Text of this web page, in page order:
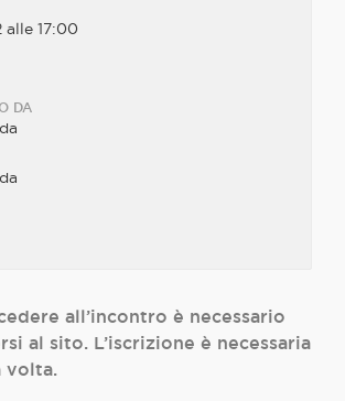
17:00
DA
all’incontro è necessario
al sito. L’iscrizione è necessaria
volta.